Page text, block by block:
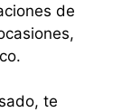
de
te